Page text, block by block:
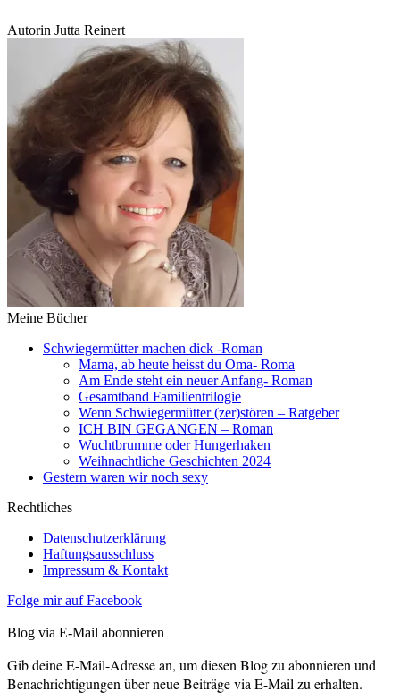
Autorin Jutta Reinert
Meine Bücher
Schwiegermütter machen dick -Roman
Mama, ab heute heisst du Oma- Roma
Am Ende steht ein neuer Anfang- Roman
Gesamtband Familientrilogie
Wenn Schwiegermütter (zer)stören – Ratgeber
ICH BIN GEGANGEN – Roman
Wuchtbrumme oder Hungerhaken
Weihnachtliche Geschichten 2024
Gestern waren wir noch sexy
Rechtliches
Datenschutzerklärung
Haftungsausschluss
Impressum & Kontakt
Folge mir auf Facebook
Blog via E-Mail abonnieren
Gib deine E-Mail-Adresse an, um diesen Blog zu abonnieren und
Benachrichtigungen über neue Beiträge via E-Mail zu erhalten.